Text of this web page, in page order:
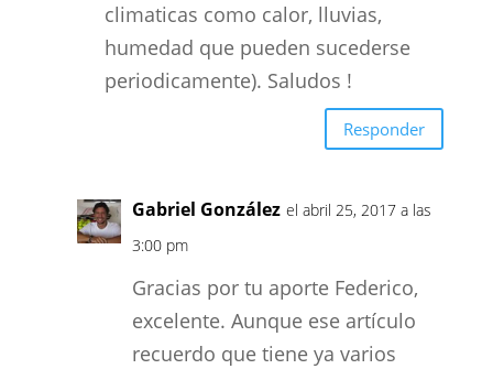
climaticas como calor, lluvias,
humedad que pueden sucederse
periodicamente). Saludos !
Responder
Gabriel González el abril 25, 2017 a las
3:00 pm
Gracias por tu aporte Federico,
excelente. Aunque ese artículo
recuerdo que tiene ya varios